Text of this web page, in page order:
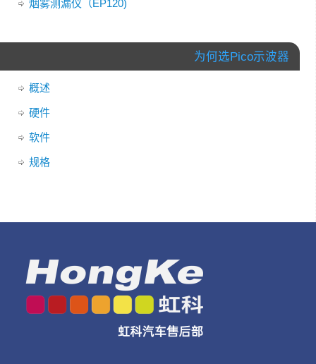
烟雾测漏仪（EP120)
为何选Pico示波器
概述
硬件
软件
规格